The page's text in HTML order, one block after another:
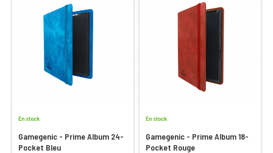
En stock
Gamegenic - Prime Album 24-
Pocket Bleu
En stock
Gamegenic - Prime Album 18-
Pocket Rouge